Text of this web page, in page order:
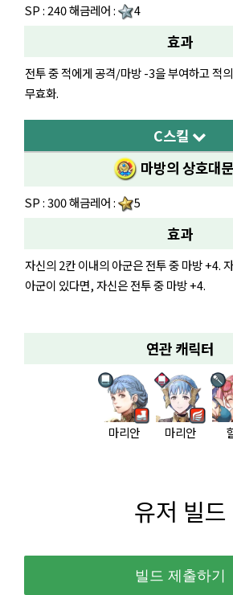
SP : 240 해금레어 : 4
효과
전투 중 적에게 공격/마방 -3을 부여하고 적
무효화.
C스킬
마방의 상호대
SP : 300 해금레어 : 5
효과
자신의 2칸 이내의 아군은 전투 중 마방 +4.
아군이 있다면, 자신은 전투 중 마방 +4.
연관 캐릭터
마리안 마리안
유저 빌드